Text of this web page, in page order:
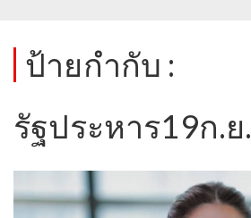
ป้ายกำกับ :
รัฐประหาร19ก.ย.